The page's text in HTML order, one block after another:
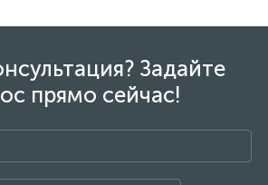
Задайте
прямо сейчас!